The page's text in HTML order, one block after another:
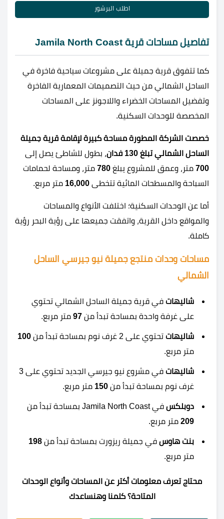
اطلب البرشور
تفاصيل مساحات قرية Jamila North Coast
كما تتفوق قرية جميلة على مشروعات سياحية فاخرة في
الساحل الشمالي من حيث التصميمات المعمارية الفاخرة
وتفضيل المساحات الخضراء واللاجونز على المساحات
المخصصة للوحدات السكنية.
خصصت الشركة المطورة مساحة كبيرة لإقامة قرية جميلة
الساحل الشمالي تبلغ 130 فدان
، بطول للشاطئ يصل إلى
700 متر، وعمق للمشروع يبلغ 780 متر، ومساحة لحمامات
السباحة والمسطحات المائية تتخطى 16,000 متر مربع.
أما عن الوحدات السكنية؛ اختلفت الأنواع والمساحات
والمواقع داخل القرية، واتفقت جميعها على رؤية البحر رؤية
كاملة.
مساحات وحدات منتجع جميلة نيو جيرسي الساحل
الشمالي
شاليهات في قرية جميلة الساحل الشمالي تحتوي
على غرفة واحدة بمساحة تبدأ من 97 متر مربع.
شاليهات تحتوي على 2 غرف نوم بمساحة تبدأ من
100
متر مربع.
شاليهات
في مشروع نيو جيرسي الجديد تحتوي على 3
غرف نوم بمساحة تبدأ من 150 متر مربع.
دوبلكس في Jamila North Coast بمساحة تبدأ من
209 متر مربع.
بنت هاوس في جميلة ريزورت بمساحة تبدأ من 198
متر مربع.
محتاج تعرف معلومات أكتر عن المساحات وأنواع الوحدات
المتاحة؟ كلمنا وهنساعدك